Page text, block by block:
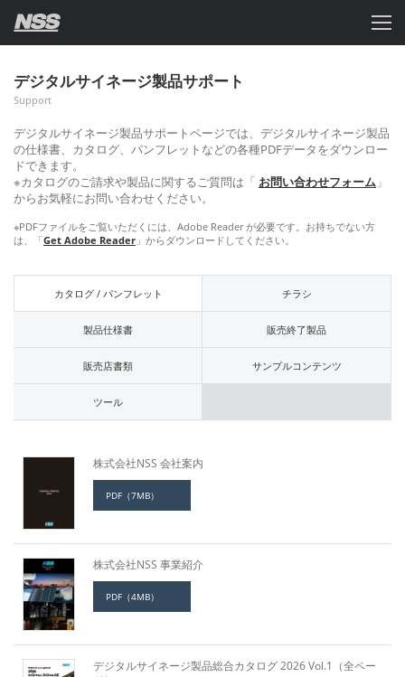
デジタルサイネージ製品サポート
Support
デジタルサイネージ製品サポートページでは、デジタルサイネージ製品
の仕様書、カタログ、パンフレットなどの各種PDFデータをダウンロー
ドできます。
※カタログのご請求や製品に関するご質問は「 お問い合わせフォーム 」
からお気軽にお問い合わせください。
※PDFファイルをご覧いただくには、Adobe Reader が必要です。お持ちでない方
は、「Get Adobe Reader 」からダウンロードしてください。
カタログ / パンフレット チラシ
製品仕様書 販売終了製品
販売店書類 サンプルコンテンツ
ツール
株式会社NSS 会社案内
PDF（7MB）
株式会社NSS 事業紹介
PDF（4MB）
デジタルサイネージ製品総合カタログ 2026 Vol.1（全ペー